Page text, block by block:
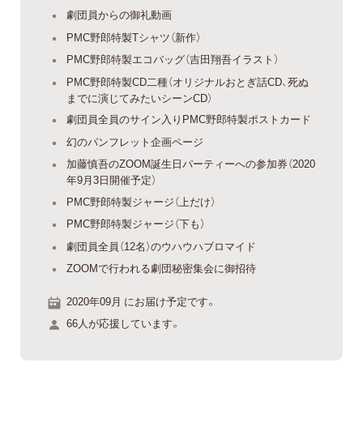
劇団員からの御礼動画
PMC野郎特製Tシャツ（新作）
PMC野郎特製エコバッグ（吉田翔吾イラスト）
PMC野郎特製CD二種（オリジナルおとぎ話CD、死ぬ
までに演じてみたいシーンCD）
劇団員全員のサイン入りPMC野郎特製ポストカード
幻のパンフレット企画ページ
加藤慎吾のZOOM誕生日パーティーへの参加券（2020
年9月3日開催予定）
PMC野郎特製ジャージ（上だけ）
PMC野郎特製ジャージ（下も）
劇団員全員（12名）のウハウハブロマイド
ZOOMで行われる劇団秘密集会に御招待
2020年09月 にお届け予定です。
66人が応援しています。